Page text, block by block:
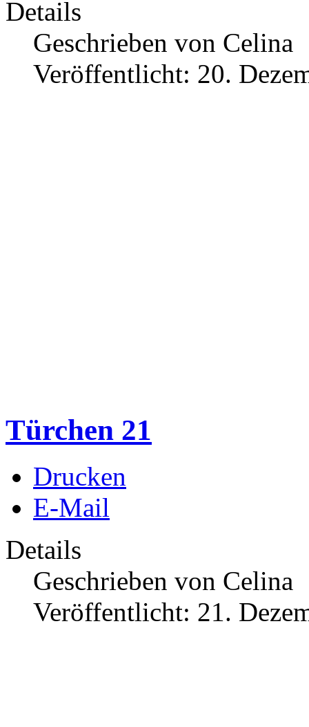
Details
Geschrieben von Celina
Veröffentlicht: 20.
Türchen 21
Drucken
E-Mail
Details
Geschrieben von Celina
Veröffentlicht: 21.